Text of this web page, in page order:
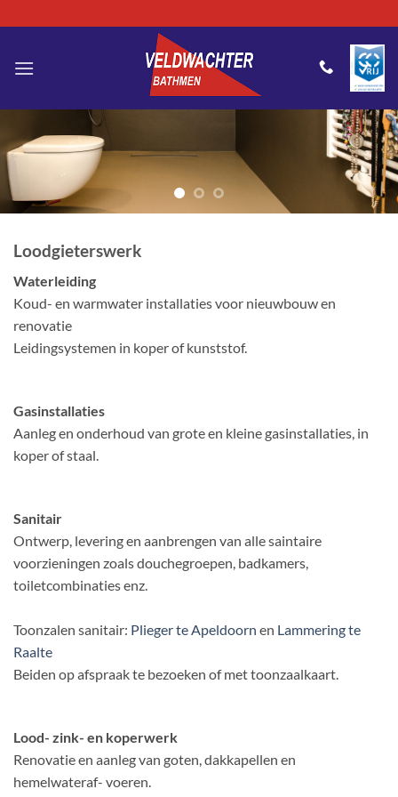
naar
Loodgieterswerk
Waterleiding
Koud- en warmwater installaties voor nieuwbouw en
renovatie
Leidingsystemen in koper of kunststof.
Gasinstallaties
Aanleg en onderhoud van grote en kleine gasinstallaties, in
koper of staal.
Sanitair
Ontwerp, levering en aanbrengen van alle saintaire
voorzieningen zoals douchegroepen, badkamers,
toiletcombinaties enz.
Toonzalen sanitair: Plieger te Apeldoorn en Lammering te
Raalte
Beiden op afspraak te bezoeken of met toonzaalkaart.
Lood- zink- en koperwerk
Renovatie en aanleg van goten, dakkapellen en
hemelwateraf- voeren.